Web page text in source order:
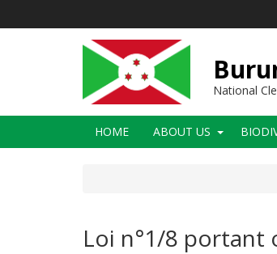
National
Main
navigation
HOME ABOUT US
Loi n°1/8 portant